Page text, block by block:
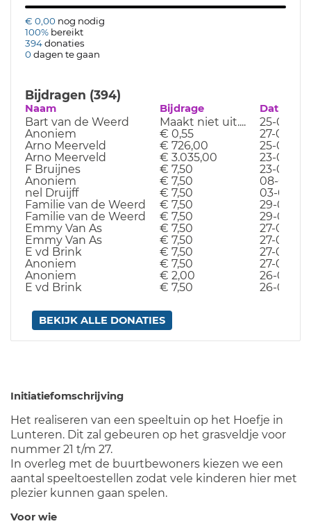
€ 0,00 nog nodig
100% bereikt
394donaties
0dagen te gaan
Bijdragen (394)
Naam Bijdrage Datum
Bart van de Weerd Maakt niet uit....
25-09-25
Anoniem
€ 0,55
27-04-19
Arno Meerveld
€ 726,00
25-04-19
Arno Meerveld
€ 3.035,00
23-04-19
F Bruijnes
€ 7,50
23-04-19
Anoniem
€ 7,50
08-04-19
nel Druijff
€ 7,50
03-04-19
Familie van de Weerd
€ 7,50
29-03-19
Familie van de Weerd
€ 7,50
29-03-19
Emmy Van As
€ 7,50
27-03-19
Emmy Van As
€ 7,50
27-03-19
E vd Brink
€ 7,50
27-03-19
Anoniem
€ 7,50
27-03-19
Anoniem
€ 2,00
26-03-19
E vd Brink
€ 7,50 26-03-19
BEKIJK ALLE DONATIES
Initiatiefomschrijving
Het realiseren van een speeltuin op het Hoefje in
Lunteren. Dit zal gebeuren op het grasveldje voor
nummer 21 t/m 27.
In overleg met de buurtbewoners kiezen we een
aantal speeltoestellen zodat vele kinderen hier met
plezier kunnen gaan spelen.
Voor wie